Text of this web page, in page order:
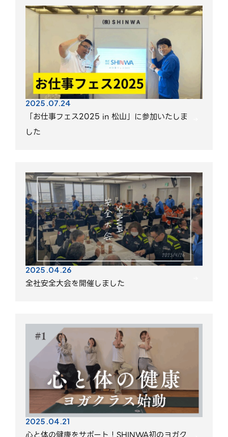
2025.07.24
「お仕事フェス2025 in 松山」に参加いたしま
した
2025.04.26
全社安全大会を開催しました
2025.04.21